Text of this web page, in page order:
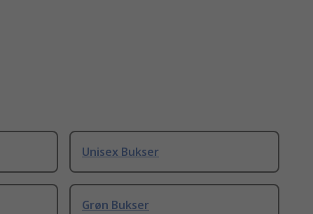
Unisex Bukser
Grøn Bukser